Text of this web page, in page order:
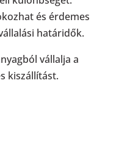
és érdemes
határidők.
vállalja a
kiszállítást.